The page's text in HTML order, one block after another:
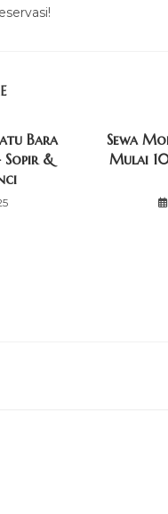
Bara
&
Sewa
Mulai